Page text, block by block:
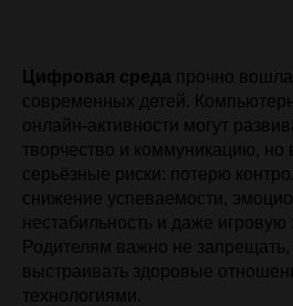
Цифровая среда прочно
современных детей.
онлайн-активности могут
творчество и коммуникацию, но
серьёзные риски: потерю
снижение успеваемости,
нестабильность и даже игровую
Родителям важно не запрещать,
выстраивать здоровые
технологиями.